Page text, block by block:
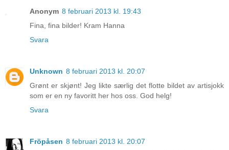
Anonym 8 februari 2013 kl. 19:43
Fina, fina bilder! Kram Hanna
Svara
Unknown 8 februari 2013 kl. 20:07
Grønt er skjønt! Jeg likte særlig det flotte bildet av artisjokk
som er en ny favoritt her hos oss. God helg!
Svara
Fröpåsen 8 februari 2013 kl. 20:07